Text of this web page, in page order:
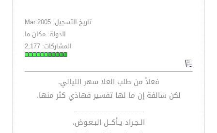
تاريخ التسجيل: Mar 2005
الدولة: مكان ما
المشاركات: 2,177
فعلاً من طلب العلا سهر الليالي.
لكن سالفة إن ما لها تفسير فهاذي كثر منها.
__________________
الـجـراد يـأكــل البـعـوض،